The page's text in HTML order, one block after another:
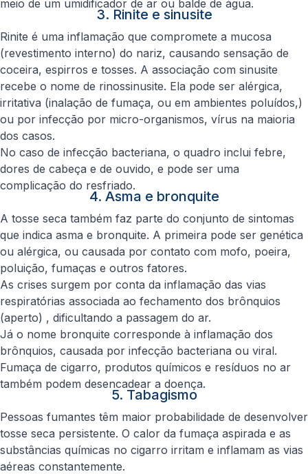
meio de um umidificador de ar ou balde de água.
3. Rinite e sinusite
Rinite é uma inflamação que compromete a mucosa
(revestimento interno) do nariz, causando sensação de
coceira, espirros e tosses. A associação com sinusite
recebe o nome de rinossinusite. Ela pode ser alérgica,
irritativa (inalação de fumaça, ou em ambientes poluídos,)
ou por infecção por micro-organismos, vírus na maioria
dos casos.
No caso de infecção bacteriana, o quadro inclui febre,
dores de cabeça e de ouvido, e pode ser uma
complicação do resfriado.
4. Asma e bronquite
A tosse seca também faz parte do conjunto de sintomas
que indica asma e bronquite. A primeira pode ser genética
ou alérgica, ou causada por contato com mofo, poeira,
poluição, fumaças e outros fatores.
As crises surgem por conta da inflamação das vias
respiratórias associada ao fechamento dos brônquios
(aperto) , dificultando a passagem do ar.
Já o nome bronquite corresponde à inflamação dos
brônquios, causada por infecção bacteriana ou viral.
Fumaça de cigarro, produtos químicos e resíduos no ar
também podem desencadear a doença.
5. Tabagismo
Pessoas fumantes têm maior probabilidade de desenvolver
tosse seca persistente. O calor da fumaça aspirada e as
substâncias químicas no cigarro irritam e inflamam as vias
aéreas constantemente.